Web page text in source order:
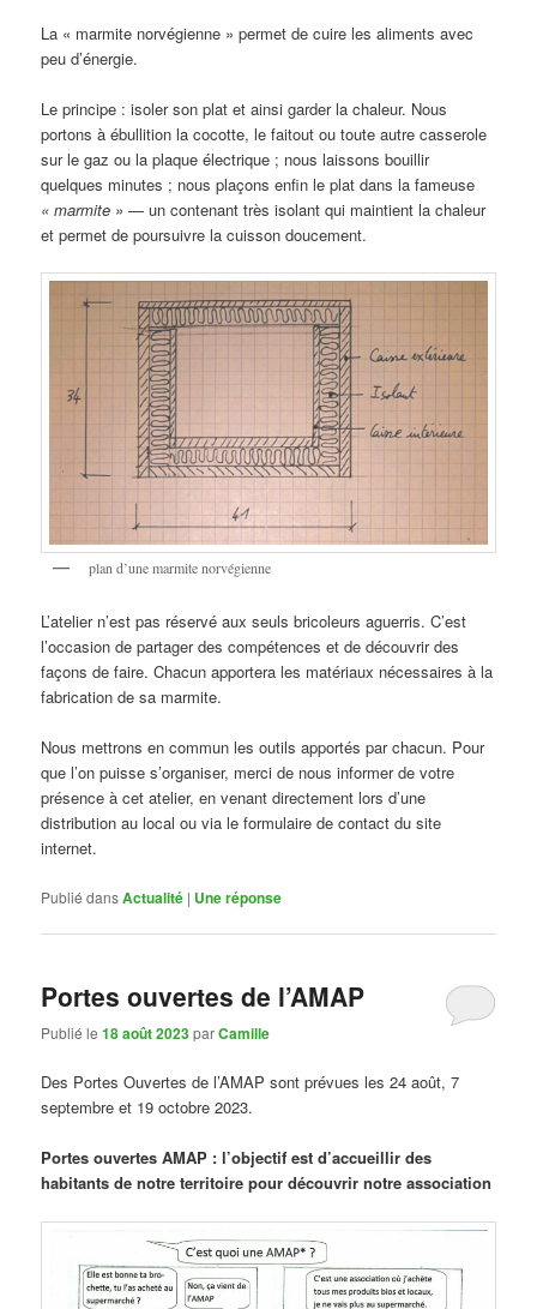
La « marmite norvégienne » permet de cuire les aliments avec
peu d’énergie.
Le principe : isoler son plat et ainsi garder la chaleur. Nous
portons à ébullition la cocotte, le faitout ou toute autre casserole
sur le gaz ou la plaque électrique ; nous laissons bouillir
quelques minutes ; nous plaçons enfin le plat dans la fameuse
« marmite » — un contenant très isolant qui maintient la chaleur
et permet de poursuivre la cuisson doucement.
plan d’une marmite norvégienne
L’atelier n’est pas réservé aux seuls bricoleurs aguerris. C’est
l’occasion de partager des compétences et de découvrir des
façons de faire. Chacun apportera les matériaux nécessaires à la
fabrication de sa marmite.
Nous mettrons en commun les outils apportés par chacun. Pour
que l’on puisse s’organiser, merci de nous informer de votre
présence à cet atelier, en venant directement lors d’une
distribution au local ou via le formulaire de contact du site
internet.
Publié dansActualité | Uneréponse
Portes ouvertes de l’AMAP
Publié le18 août 2023parCamille
Des Portes Ouvertes de l’AMAP sont prévues les 24 août, 7
septembre et 19 octobre 2023.
Portes ouvertes AMAP : l’objectif est d’accueillir des
habitants de notre territoire pour découvrir notre association